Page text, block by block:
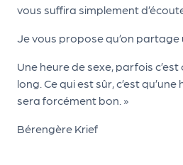
vous suffira simplement
Je vous propose qu’on partage
Une heure de sexe, parfois
long. Ce qui est sûr, c’est
sera forcément bon. »
Bérengère Krief
PR
O
G!
N
os
se